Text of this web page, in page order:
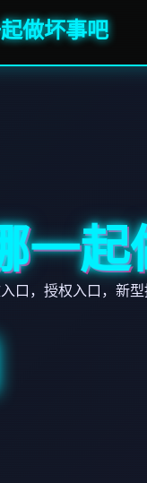
做坏事吧
一起
口，授权入口，新